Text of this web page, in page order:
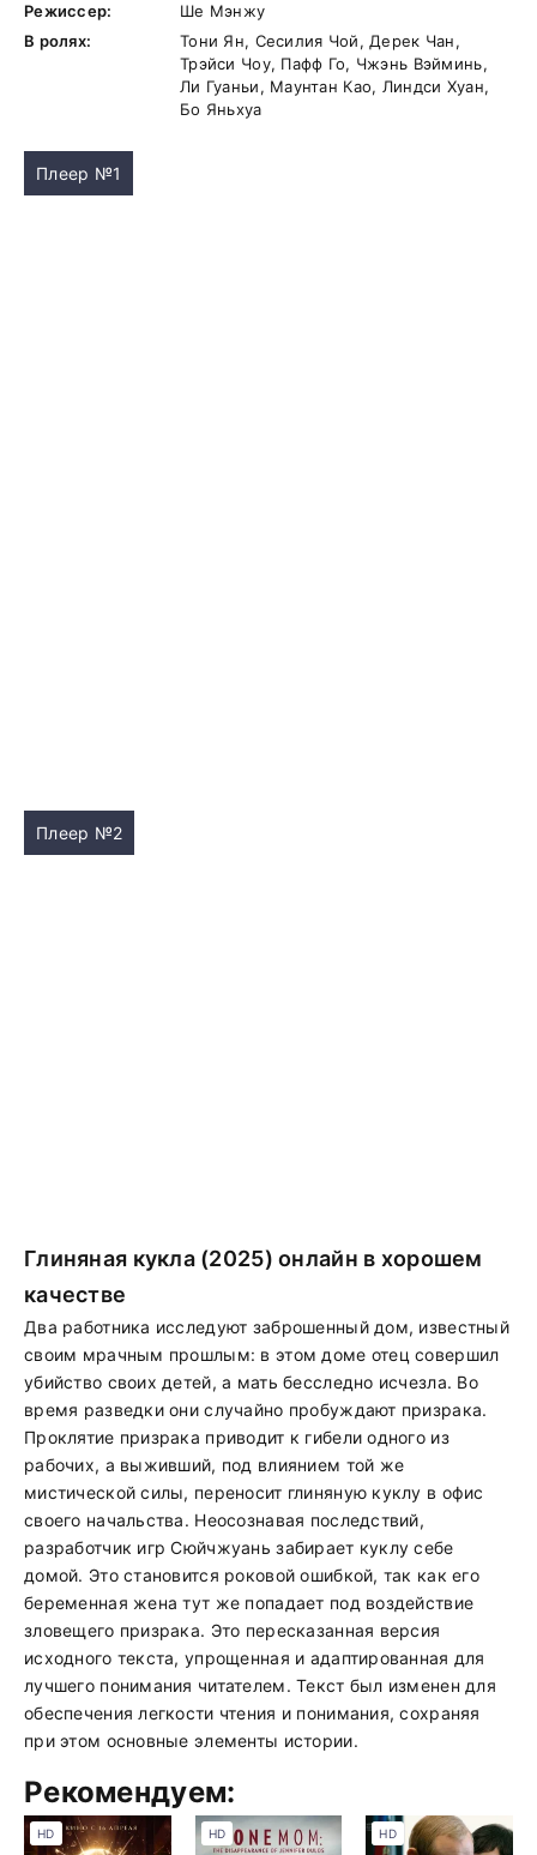
Режиссер:
Ше Мэнжу
В ролях:
Тони Ян, Сесилия Чой, Дерек Чан,
Трэйси Чоу, Пафф Го, Чжэнь Вэйминь,
Ли Гуаньи, Маунтан Као, Линдси Хуан,
Бо Яньхуа
Плеер №1
Плеер №2
Глиняная кукла (2025) онлайн в хорошем
качестве
Два работника исследуют заброшенный дом, известный
своим мрачным прошлым: в этом доме отец совершил
убийство своих детей, а мать бесследно исчезла. Во
время разведки они случайно пробуждают призрака.
Проклятие призрака приводит к гибели одного из
рабочих, а выживший, под влиянием той же
мистической силы, переносит глиняную куклу в офис
своего начальства. Неосознавая последствий,
разработчик игр Сюйчжуань забирает куклу себе
домой. Это становится роковой ошибкой, так как его
беременная жена тут же попадает под воздействие
зловещего призрака. Это пересказанная версия
исходного текста, упрощенная и адаптированная для
лучшего понимания читателем. Текст был изменен для
обеспечения легкости чтения и понимания, сохраняя
при этом основные элементы истории.
Рекомендуем:
HD HD HD